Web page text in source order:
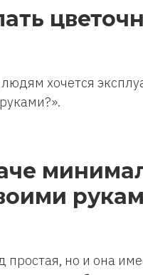
хочется
простая, но и она